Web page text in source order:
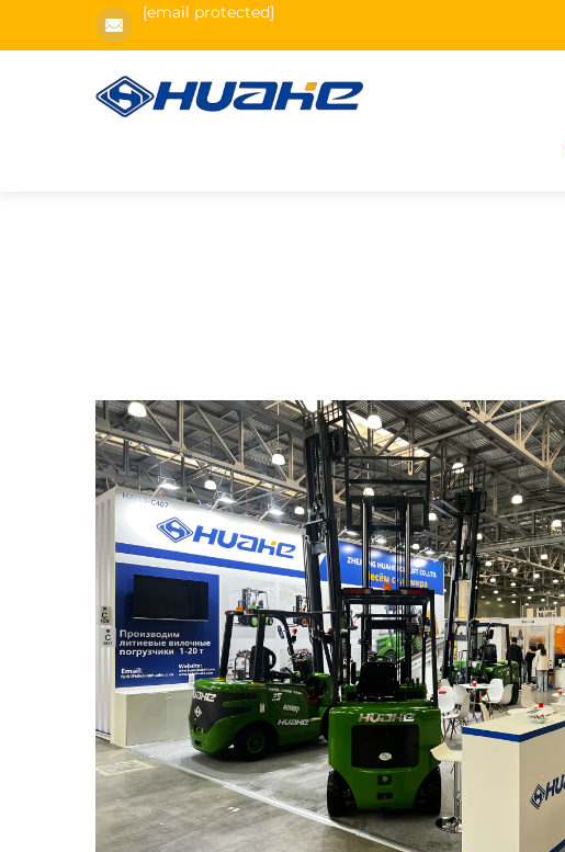
[email protected]